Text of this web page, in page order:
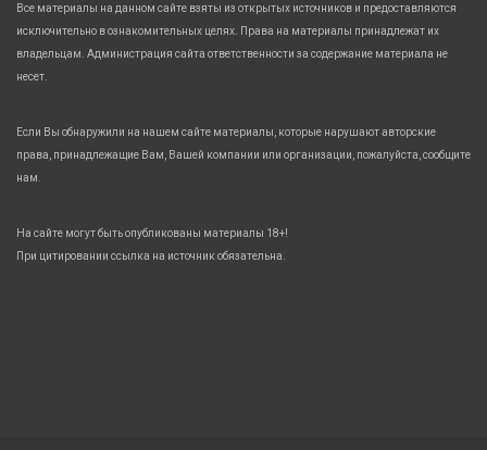
Все материалы на данном сайте взяты из открытых источников и предоставляются
исключительно в ознакомительных целях. Права на материалы принадлежат их
владельцам. Администрация сайта ответственности за содержание материала не
несет.
Если Вы обнаружили на нашем сайте материалы, которые нарушают авторские
права, принадлежащие Вам, Вашей компании или организации, пожалуйста, сообщите
нам.
На сайте могут быть опубликованы материалы 18+!
При цитировании ссылка на источник обязательна.